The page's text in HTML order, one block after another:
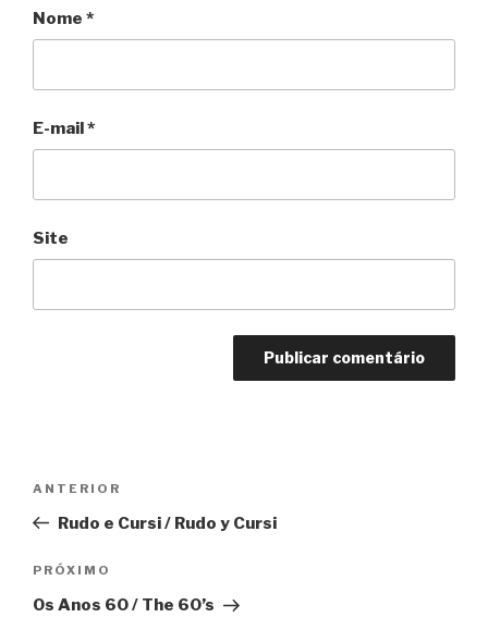
Nome *
E-mail*
Site
Post
Anterior
ANTERIOR
Rudo e Cursi / Rudo y Cursi
Próximo
PRÓXIMO
Os Anos 60 / The 60’s